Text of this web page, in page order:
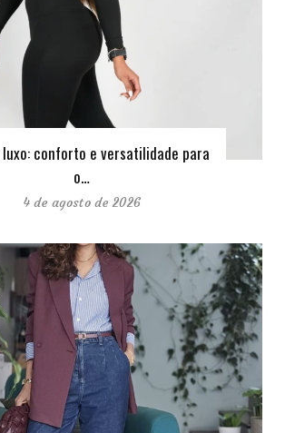
luxo: conforto e versatilidade para
o…
4 de agosto de 2026